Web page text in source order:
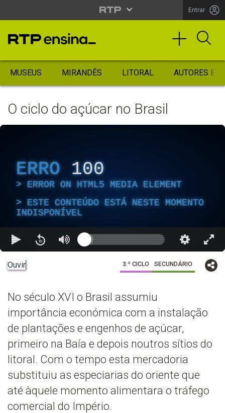
Entrar
MUSEUS MIRANDÊS LITORAL AUTORES
O ciclo do açúcar no Brasil
ERRO 100
ERROR ON HTML5 MEDIA ELEMENT
ESTE CONTEÚDO ESTÁ NESTE MOMENTO
INDISPONÍVEL
Ouvir 3.º CICLO SECUNDÁRIO
No século XVI o Brasil assumiu
importância económica com a instalação
de plantações e engenhos de açúcar,
primeiro na Baía e depois noutros sítios do
litoral. Com o tempo esta mercadoria
substituiu as especiarias do oriente que
até àquele momento alimentara o tráfego
comercial do Império.